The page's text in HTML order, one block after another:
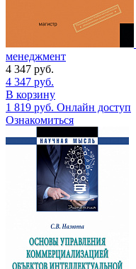
менеджмент
4 347 руб.
4 347 руб.
В корзину
1 819 руб. Онлайн доступ
Ознакомиться